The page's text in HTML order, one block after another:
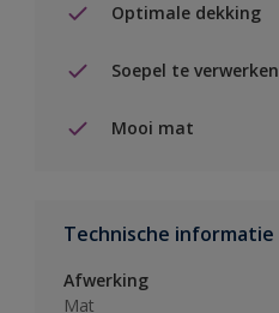
Optimale dekking
Soepel te verwerken
Mooi mat
Technische informatie
Afwerking
Mat